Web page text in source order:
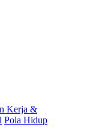
Kerja &
Pola Hidup